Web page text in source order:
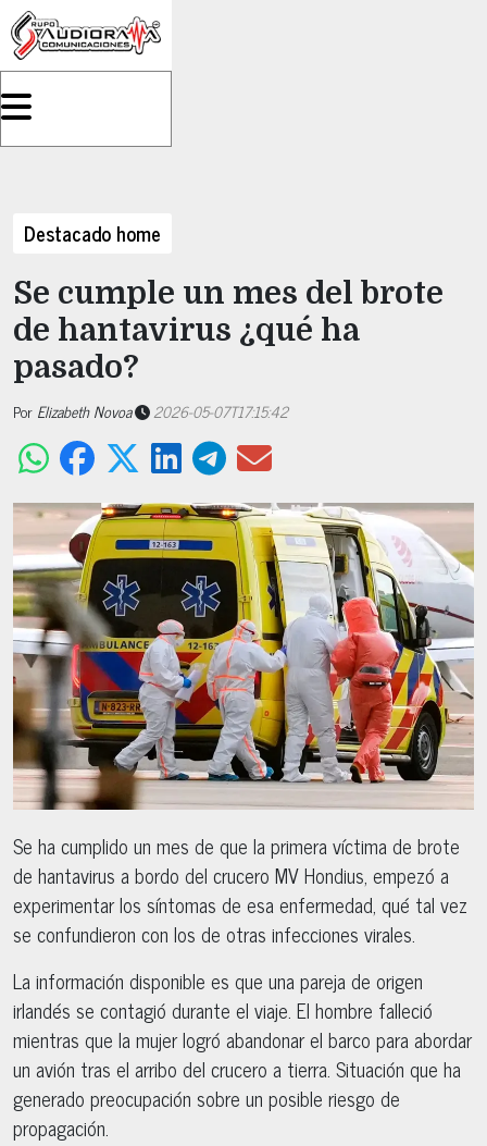
Destacado home
Se cumple un mes del brote
de hantavirus ¿qué ha
pasado?
Por Elizabeth Novoa 2026-05-07T17:15:42
Se ha cumplido un mes de que la primera víctima de brote
de hantavirus a bordo del crucero MV Hondius, empezó a
experimentar los síntomas de esa enfermedad, qué tal vez
se confundieron con los de otras infecciones virales.
La información disponible es que una pareja de origen
irlandés se contagió durante el viaje. El hombre falleció
mientras que la mujer logró abandonar el barco para abordar
un avión tras el arribo del crucero a tierra. Situación que ha
generado preocupación sobre un posible riesgo de
propagación.